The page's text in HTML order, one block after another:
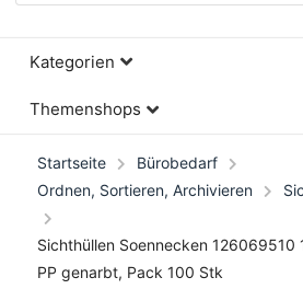
Kategorien
Themenshops
Startseite
Bürobedarf
Ordnen, Sortieren, Archivieren
Sichthüllen Soennecken 126069510
PP genarbt, Pack 100 Stk